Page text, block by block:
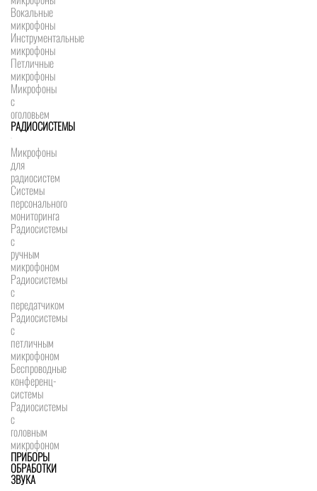
Вокальные
микрофоны
Инструментальные
микрофоны
Петличные
микрофоны
Микрофоны
с
оголовьем
РАДИОСИСТЕМЫ
Микрофоны
для
радиосистем
Системы
персонального
мониторинга
Радиосистемы
c
ручным
микрофоном
Радиосистемы
с
передатчиком
Радиосистемы
с
петличным
микрофоном
Беспроводные
конференц-
системы
Радиосистемы
с
головным
микрофоном
ПРИБОРЫ
ОБРАБОТКИ
ЗВУКА